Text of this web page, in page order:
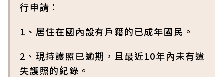
行申請：
1、居住在國內設有戶籍的已成年國民。
2、現持護照已逾期，且最近10年內未有遺
失護照的紀錄。